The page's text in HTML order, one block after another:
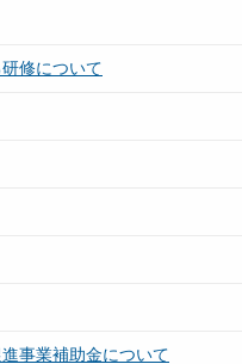
修について
事業補助金について